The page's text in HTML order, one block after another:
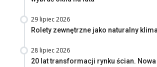
29 lipiec 2026
Rolety zewnętrzne jako naturalny
28 lipiec 2026
20 lat transformacji rynku ścian. Nowa